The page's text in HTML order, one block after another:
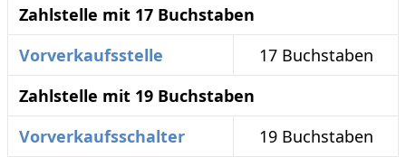
Zahlstelle mit 17 Buchstaben
Vorverkaufsstelle
17 Buchstaben
Zahlstelle mit 19 Buchstaben
Vorverkaufsschalter
19 Buchstaben